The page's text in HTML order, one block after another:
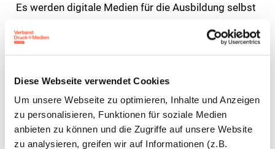
Diese Webseite verwendet Cookies
Um unsere Webseite zu optimieren, Inhalte und Anzeigen
zu personalisieren, Funktionen für soziale Medien
anbieten zu können und die Zugriffe auf unsere Website
zu analysieren, greifen wir auf Informationen (z.B.
Es werden digitale Medien für die Ausbildung selbst
Kompetenz mit MIKA-Game® spielerisch fördern
kostenlose digitale Tools, die für die Ausbildung
eingesetzt werden können. Eine Klickanleitung